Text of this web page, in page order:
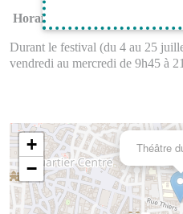
Horaires :
Durant le festival (du 4 au 25
vendredi au mercredi de 9h45 à
Théâtre
+
−